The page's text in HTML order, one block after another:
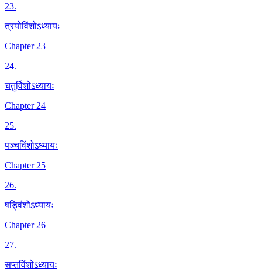
23.
त्रयोविंशोऽध्यायः
Chapter 23
24.
चतुर्विंशोऽध्यायः
Chapter 24
25.
पञ्चविंशोऽध्यायः
Chapter 25
26.
षड्विंशोऽध्यायः
Chapter 26
27.
सप्तविंशोऽध्यायः